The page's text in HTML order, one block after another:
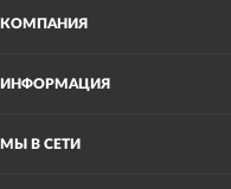
КОМПАНИЯ
ИНФОРМАЦИЯ
МЫ В СЕТИ